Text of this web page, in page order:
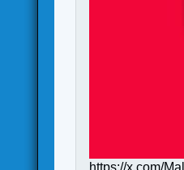
https://x.com/